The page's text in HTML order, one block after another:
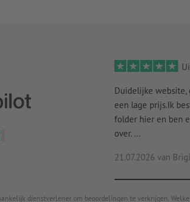
Duidelijke website,
een lage prijs.Ik
folder hier en ben
over. ...
21.07.2026 van
dienstverlener om beoordelingen te verkrijgen.